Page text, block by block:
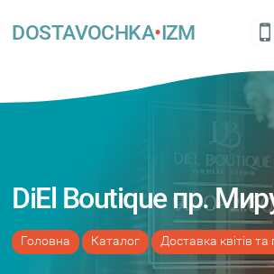
DOSTAVOCHKA•IZM
DiEl Boutique пр.
Головна Каталог Доставка квітів та